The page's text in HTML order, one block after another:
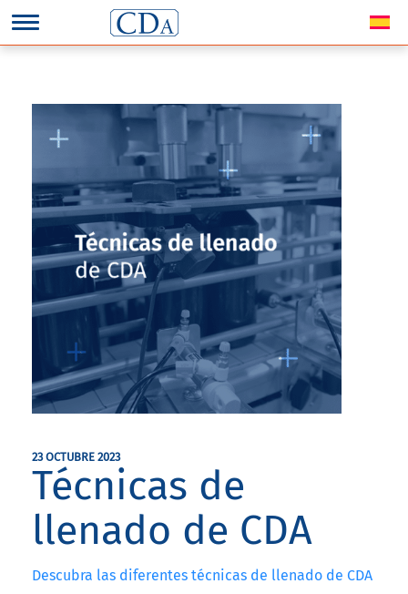
23 OCTUBRE 2023
Técnicas de
llenado de CDA
Descubra las diferentes técnicas de llenado de CDA